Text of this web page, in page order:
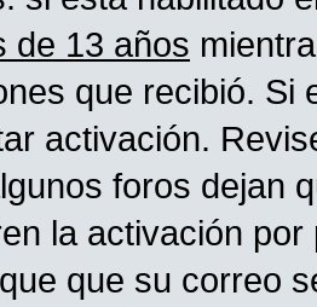
de 13 años
que recibió. Si
activación.
foros dejan
la activación
que su correo